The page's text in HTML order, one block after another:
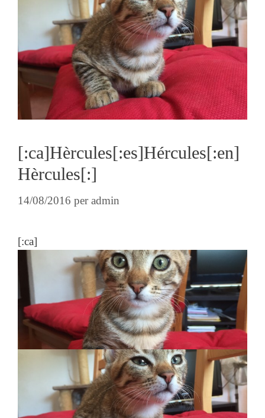
[:ca]Hèrcules[:es]Hércules[:en]
Hèrcules[:]
14/08/2016 peradmin
[:ca]